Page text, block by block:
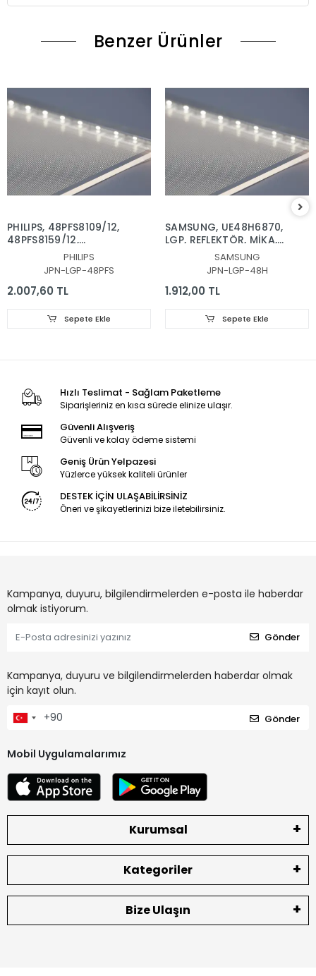
Benzer Ürünler
PHILIPS, 48PFS8109/12,
48PFS8159/12,
REFLEKTOR, DİFÜZÖR,
LGP, BACKLIGHT PLEKSİ,
IŞIK YANSITICI TABAKA
PHILIPS
JPN-LGP-48PFS
2.007,60 TL
Sepete Ekle
SAMSUNG, UE48H6870,
LGP, REFLEKTÖR, MİKA,
DİFÜZÖR,VH80-
480SMA-R2, VH80-
480SMB-R2, BN96-
30655A, BN96-30654A,
SAMSUNG
JPN-LGP-48H
1.912,00 TL
Sepete Ekle
Hızlı Teslimat - Sağlam Paketleme
Siparişleriniz en kısa sürede elinize ulaşır.
Güvenli Alışveriş
Güvenli ve kolay ödeme sistemi
Geniş Ürün Yelpazesi
Yüzlerce yüksek kaliteli ürünler
DESTEK İÇİN ULAŞABİLİRSİNİZ
Öneri ve şikayetlerinizi bize iletebilirsiniz.
Kampanya, duyuru, bilgilendirmelerden e-posta ile haberdar
olmak istiyorum.
Gönder
Kampanya, duyuru ve bilgilendirmelerden haberdar olmak
için kayıt olun.
Gönder
Mobil Uygulamalarımız
Kurumsal
Kategoriler
Bize Ulaşın